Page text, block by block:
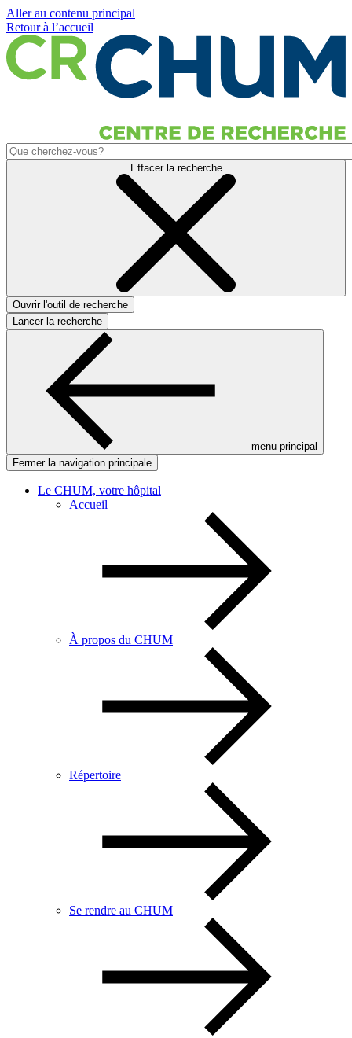
Aller au contenu principal
Retour à l’accueil
Effacer la recherche
Ouvrir l'outil de recherche
Lancer la recherche
menu principal
Fermer la navigation principale
Le CHUM, votre hôpital
Accueil
À propos du CHUM
Répertoire
Se rendre au CHUM